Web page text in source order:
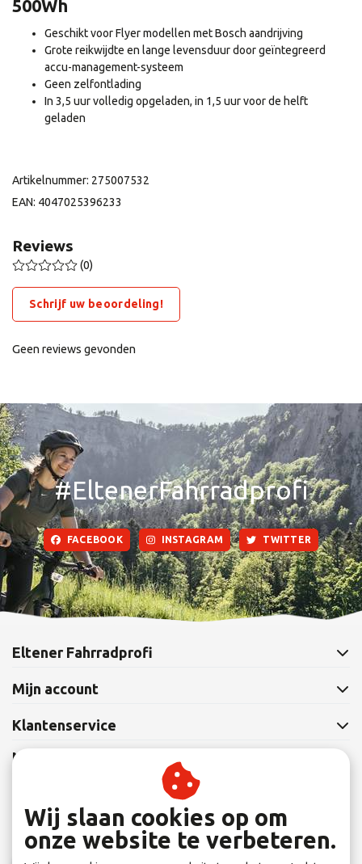
500Wh
Geschikt voor Flyer modellen met Bosch aandrijving
Grote reikwijdte en lange levensduur door geïntegreerd
accu-management-systeem
Geen zelfontlading
In 3,5 uur volledig opgeladen, in 1,5 uur voor de helft
geladen
Artikelnummer: 275007532
EAN: 4047025396233
Reviews
(0)
Schrijf uw beoordeling!
Geen reviews gevonden
#EltenerFahrradprofi
FACEBOOK INSTAGRAM TWITTER
Eltener Fahrradprofi
Mijn account
Klantenservice
Nieuwsbrief
Abonneer je op onze nieuwsbrief om op de hoogte te blijven.
Wij slaan cookies op om
onze website te verbeteren.